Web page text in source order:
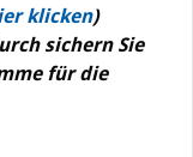
klicken)
sichern Sie
für die